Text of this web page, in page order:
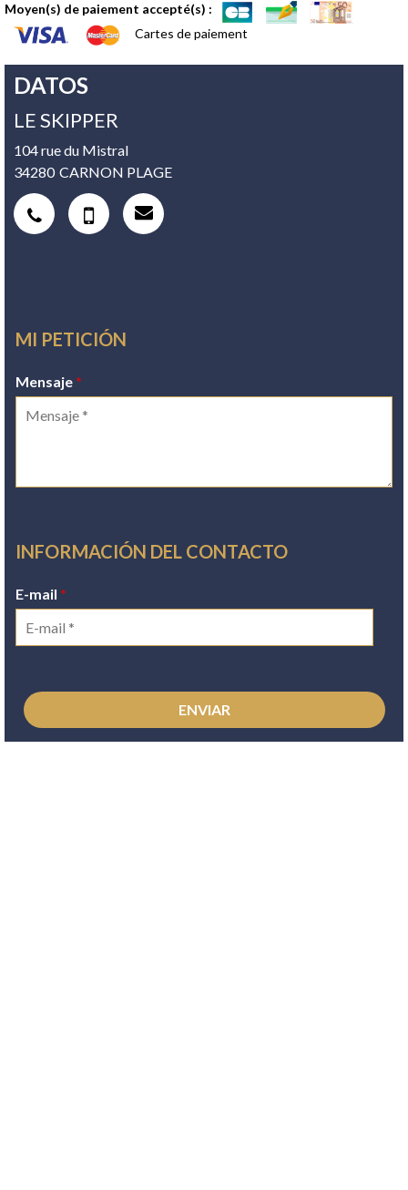
Moyen(s) de paiement accepté(s) :
Cartes de paiement
DATOS
LE SKIPPER
104 rue du Mistral
34280 CARNON PLAGE
MI PETICIÓN
Mensaje *
INFORMACIÓN DEL CONTACTO
E-mail *